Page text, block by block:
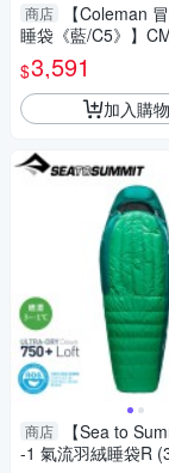
商店
【Coleman
睡袋《藍/C5》】
營用品/舒適睡墊/保
登山
$3,591
加入購
商店
【Sea to
-1 氣流羽絨睡袋R